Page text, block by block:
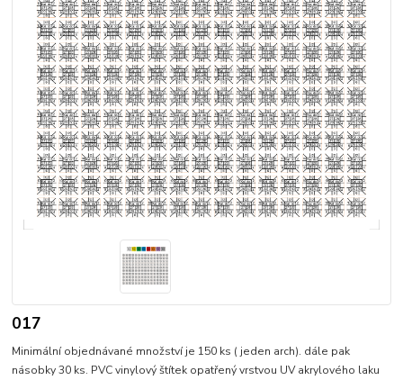
017
Minimální objednávané množství je 150 ks ( jeden arch). dále pak
násobky 30 ks. PVC vinylový štítek opatřený vrstvou UV akrylového laku